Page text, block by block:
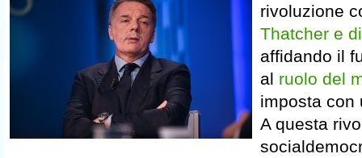
rivoluzione
Thatcher e
affidando il
al ruolo del
imposta con
A questa